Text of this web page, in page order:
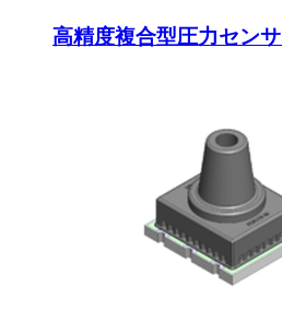
高精度複合型圧力セン